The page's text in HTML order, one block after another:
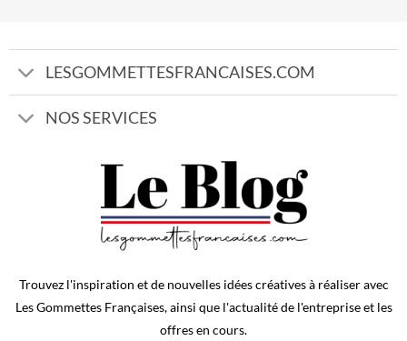
LESGOMMETTESFRANCAISES.COM
NOS SERVICES
Trouvez l'inspiration et de nouvelles idées créatives à réaliser avec
Les Gommettes Françaises, ainsi que l'actualité de l'entreprise et les
offres en cours.